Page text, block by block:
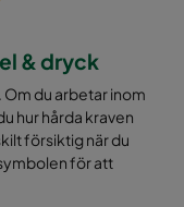
& dryck
Om du arbetar inom
hur hårda kraven
försiktig när du
för att